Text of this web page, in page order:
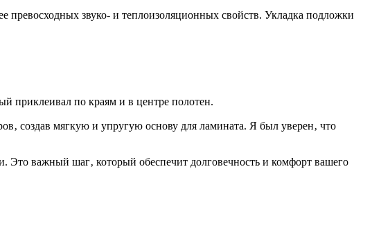
звуко- и теплоизоляционных свойств. Укладка подложки
приклеивал по краям и в центре полотен.
создав мягкую и упругую основу для ламината. Я был уверен‚ что
Это важный шаг‚ который обеспечит долговечность и комфорт вашего